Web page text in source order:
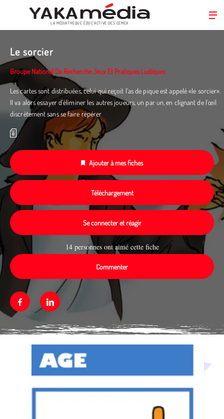
contenu
principal
LA MÉDIATHÈQUE ÉDUC’ACTIVE DES CEMÉA
Le sorcier
Groupe National De Recherche Jeux Et Pratiques Ludiques
Les cartes sont distribuées, celui qui reçoit l’as de pique est appelé «le sorcier».
Il va alors essayer d’éliminer les autres joueurs, un par un, en clignant de l’œil
discrètement sans se faire repérer
Ajouter à mes fiches
Téléchargement
Se connecter et réagir
14 personnes ont aimé cette fiche
Commenter
FacebookLinkedin
Média secondaire